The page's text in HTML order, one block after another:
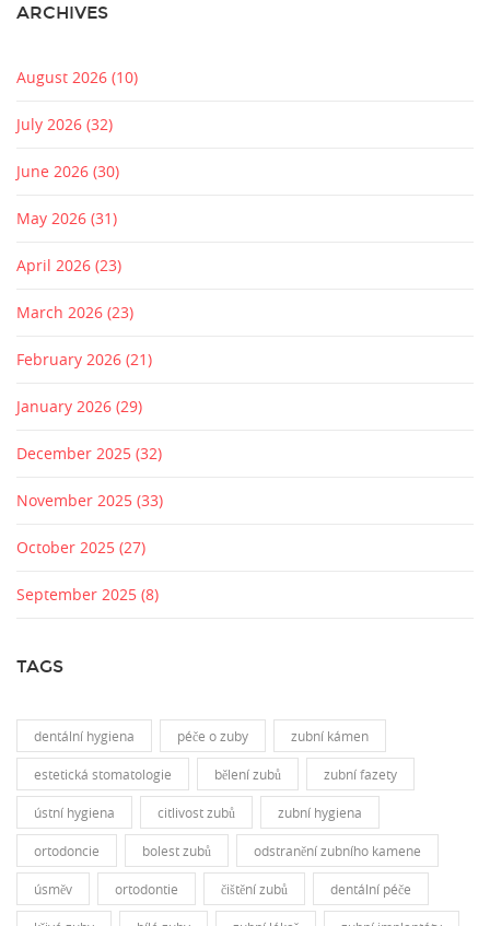
ARCHIVES
August 2026 (10)
July 2026 (32)
June 2026 (30)
May 2026 (31)
April 2026 (23)
March 2026 (23)
February 2026 (21)
January 2026 (29)
December 2025 (32)
November 2025 (33)
October 2025 (27)
September 2025 (8)
TAGS
dentální hygiena péče o zuby zubní kámen
estetická stomatologie bělení zubů zubní fazety
ústní hygiena citlivost zubů zubní hygiena
ortodoncie bolest zubů odstranění zubního kamene
úsměv ortodontie čištění zubů dentální péče